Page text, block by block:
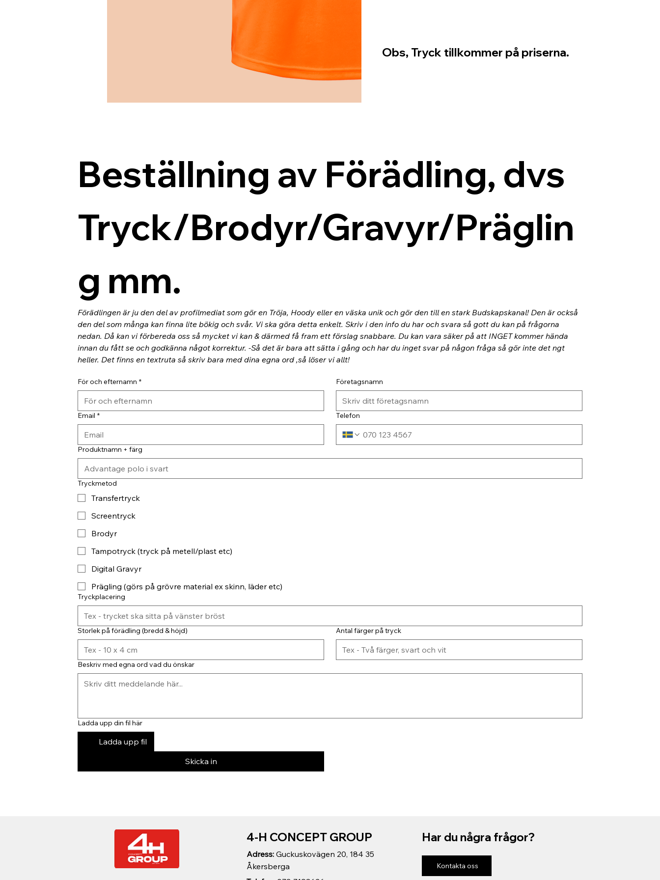
Obs, Tryck tillkommer på priserna.
Beställning av Förädling, dvs
Tryck/Brodyr/Gravyr/Präglin
g mm.
Förädlingen är ju den del av profilmediat som gör en Tröja, Hoody eller en väska unik och gör den till en stark Budskapskanal! Den är också
den del som många kan finna lite bökig och svår. Vi ska göra detta enkelt. Skriv i den info du har och svara så gott du kan på frågorna
nedan. Då kan vi förbereda oss så mycket vi kan & därmed få fram ett förslag snabbare. Du kan vara säker på att INGET kommer hända
innan du fått se och godkänna något korrektur. -Så det är bara att sätta i gång och har du inget svar på någon fråga så gör inte det ngt
heller. Det finns en textruta så skriv bara med dina egna ord ,så löser vi allt!
För och efternamn * Företagsnamn
Email * Telefon
Produktnamn + färg
Tryckmetod
Transfertryck
Screentryck
Brodyr
Tampotryck (tryck på metell/plast etc)
Digital Gravyr
Prägling (görs på grövre material ex skinn, läder etc)
Tryckplacering
Storlek på förädling (bredd & höjd) Antal färger på tryck
Beskriv med egna ord vad du önskar
Ladda upp din fil här
Ladda upp fil
Skicka in
Adress: Guckuskovägen 20, 184 35
Åkersberga
4-H CONCEPT GROUP Har du några frågor?
Kontakta oss